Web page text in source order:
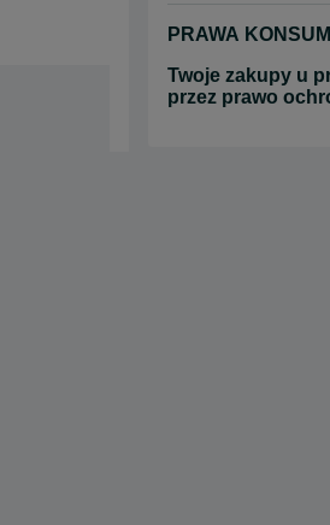
PRAWA
Twoje zakupy u
przez prawo